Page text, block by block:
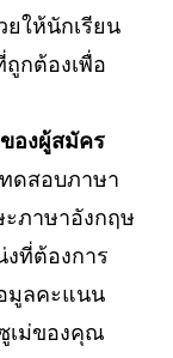
ให้นักเรียน
กต้องเพื่อ
องผู้สมัคร
ดสอบภาษา
ภาษาอังกฤษ
ที่ต้องการ
มูลคะแนน
เม่ของคุณ